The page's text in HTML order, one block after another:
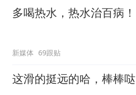
多喝热水，热水治百病！
新媒体 69跟贴
这滑的挺远的哈，棒棒哒